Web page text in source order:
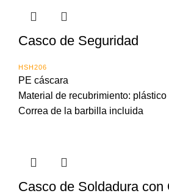
Casco de Seguridad
HSH206
PE cáscara
Material de recubrimiento: plástico
Correa de la barbilla incluida
Casco de Soldadura con